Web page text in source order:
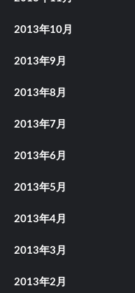
2013年10月
2013年9月
2013年8月
2013年7月
2013年6月
2013年5月
2013年4月
2013年3月
2013年2月